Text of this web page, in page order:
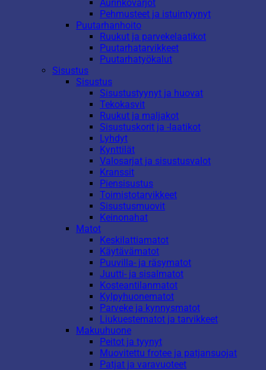
Aurinkovarjot
Pehmusteet ja istuintyynyt
Puutarhanhoito
Ruukut ja parvekelaatikot
Puutarhatarvikkeet
Puutarhatyökalut
Sisustus
Sisustus
Sisustustyynyt ja huovat
Tekokasvit
Ruukut ja maljakot
Sisustuskorit ja -laatikot
Lyhdyt
Kynttilät
Valosarjat ja sisustusvalot
Kranssit
Piensisustus
Toimistotarvikkeet
Sisustusmuovit
Keinonahat
Matot
Keskilattiamatot
Käytävämatot
Puuvilla- ja räsymatot
Juutti- ja sisalmatot
Kosteantilanmatot
Kylpyhuonematot
Parveke ja kynnysmatot
Liukuestematot ja tarvikkeet
Makuuhuone
Peitot ja tyynyt
Muovitettu frotee ja patjansuojat
Patjat ja varavuoteet